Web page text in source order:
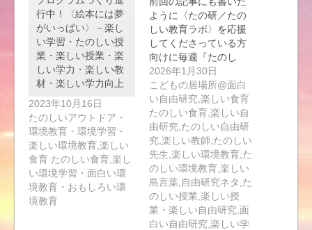
行中！〈絵本には夢
がいっぱい〉－楽し
い学習・たのしい授
業・楽しい授業・楽
しい学力・楽しい教
材・楽しい学力向上
2023年10月16日
たのしいアウトドア・
環境教育・環境学習・
楽しい環境教育,楽しい
食育 たのしい食育,楽し
い環境学習・面白い環
境教育・おもしろい環
境教育
ように〈たの研／たの
しい教育ラボ〉を応援
してくださっている方
向けに毎週『たのし
い…
2026年1月30日
こどもの居場所@面白
い自由研究,楽しい食育
たのしい食育,楽しい自
由研究,たのしい自由研
究,楽しい教師,たのしい
先生,楽しい環境教育,た
のしい環境教育,楽しい
島言葉,自由研究ネタ,た
のしい授業,楽しい授
業・楽しい自由研究,面
白い自由研究,楽しい学